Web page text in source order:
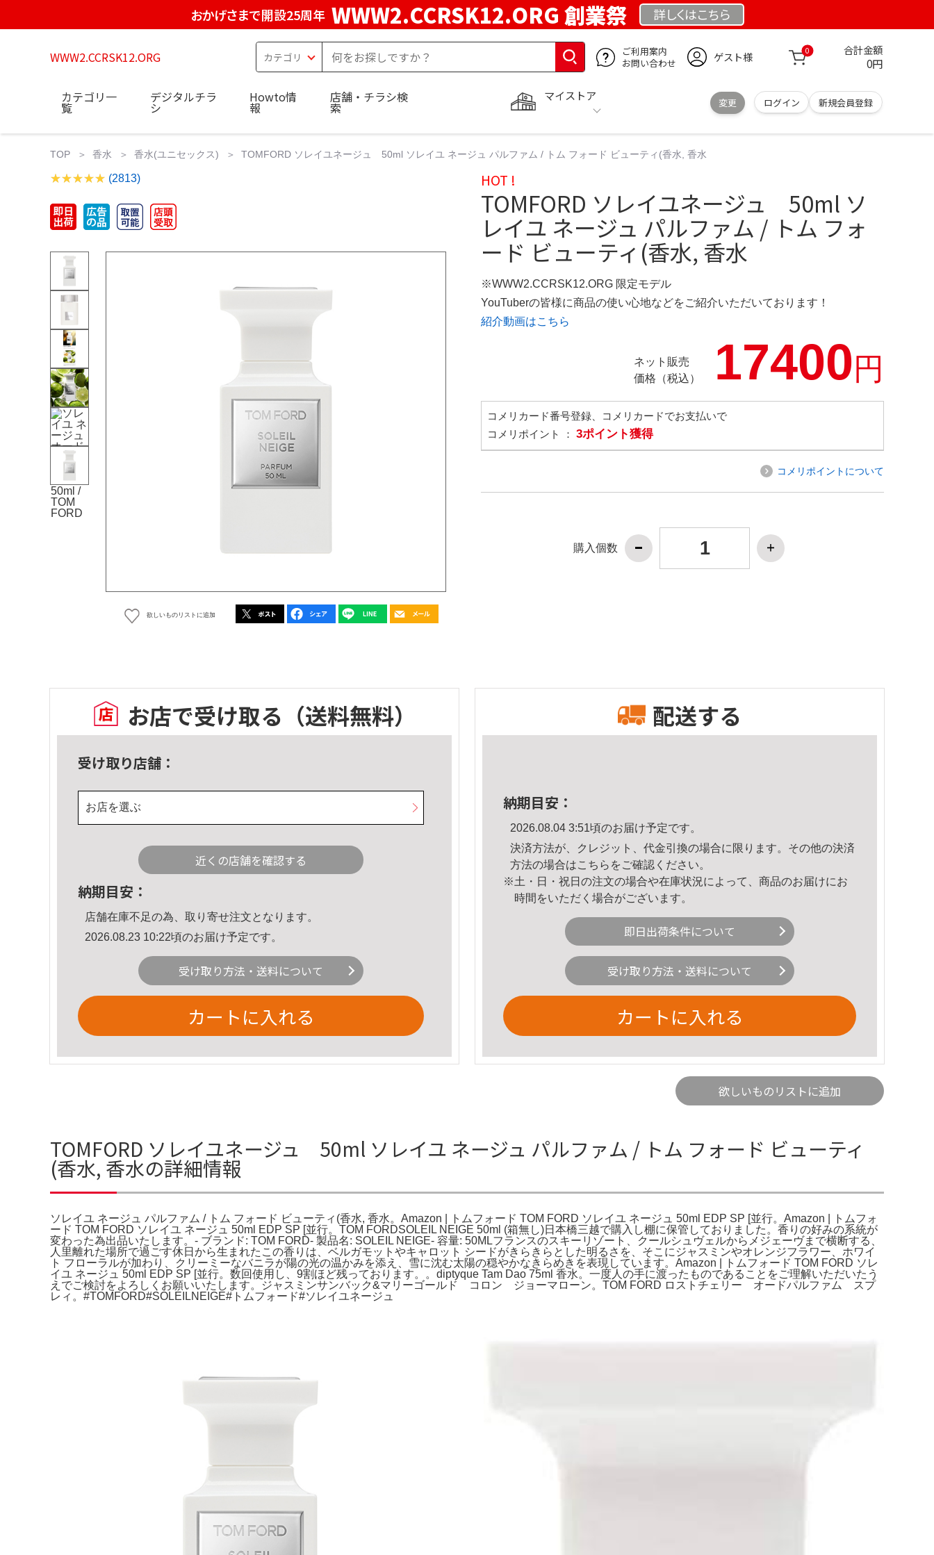
おかげさまで開設25周年 WWW2.CCRSK12.ORG 創業祭 詳しくはこちら
WWW2.CCRSK12.ORG
ご利用案内
お問い合わせ
ゲスト様 0 合計金額
0円
マイストア
変更 ログイン 新規会員登録
カテゴリ一
覧
デジタルチラ
シ
Howto情
報
店舗・チラシ検
索
TOP 香水 香水(ユニセックス) TOMFORD ソレイユネージュ 50ml ソレイユ ネージュ パルファム / トム フォード ビューティ(香水, 香水
(2813)
欲しいものリストに追加
HOT !
TOMFORD ソレイユネージュ 50ml ソ
レイユ ネージュ パルファム / トム フォ
ード ビューティ(香水, 香水
※WWW2.CCRSK12.ORG 限定モデル
YouTuberの皆様に商品の使い心地などをご紹介いただいております！
紹介動画はこちら
ネット販売
価格（税込）
17400円
コメリカード番号登録、コメリカードでお支払いで
コメリポイント ： 3ポイント獲得
コメリポイントについて
購入個数
お店で受け取る （送料無料）
受け取り店舗：
お店を選ぶ
近くの店舗を確認する
納期目安：
店舗在庫不足の為、取り寄せ注文となります。
2026.08.23 10:22頃のお届け予定です。
受け取り方法・送料について
カートに入れる
配送する
納期目安：
2026.08.04 3:51頃のお届け予定です。
決済方法が、クレジット、代金引換の場合に限ります。その他の決済
方法の場合はこちら をご確認ください。
※土・日・祝日の注文の場合や在庫状況によって、商品のお届けにお
時間をいただく場合がございます。
即日出荷条件について
受け取り方法・送料について
カートに入れる
欲しいものリストに追加
TOMFORD ソレイユネージュ 50ml ソレイユ ネージュ パルファム / トム フォード ビューティ
(香水, 香水の詳細情報
ソレイユ ネージュ パルファム / トム フォード ビューティ(香水, 香水。Amazon | トムフォード TOM FORD ソレイユ ネージュ 50ml EDP SP [並行。Amazon | トムフォ
ード TOM FORD ソレイユ ネージュ 50ml EDP SP [並行。TOM FORDSOLEIL NEIGE 50ml (箱無し)日本橋三越で購入し棚に保管しておりました。香りの好みの系統が
変わった為出品いたします。- ブランド: TOM FORD- 製品名: SOLEIL NEIGE- 容量: 50MLフランスのスキーリゾート、クールシュヴェルからメジェーヴまで横断する、
人里離れた場所で過ごす休日から生まれたこの香りは、ベルガモットやキャロット シードがきらきらとした明るさを、そこにジャスミンやオレンジフラワー、ホワイ
ト フローラルが加わり、クリーミーなバニラが陽の光の温かみを添え、雪に沈む太陽の穏やかなきらめきを表現しています。Amazon | トムフォード TOM FORD ソレ
イユ ネージュ 50ml EDP SP [並行。数回使用し、9割ほど残っております。。diptyque Tam Dao 75ml 香水。一度人の手に渡ったものであることをご理解いただいたう
えでご検討をよろしくお願いいたします。ジャスミンサンバック&マリーゴールド コロン ジョーマローン。TOM FORD ロストチェリー オードパルファム スプ
レィ。#TOMFORD#SOLEILNEIGE#トムフォード#ソレイユネージュ